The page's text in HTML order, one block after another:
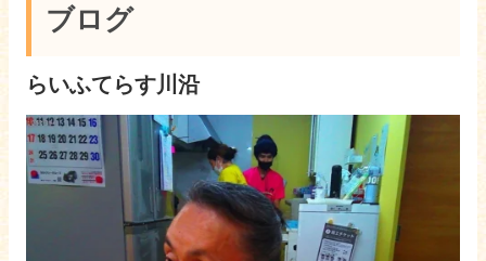
ブログ
らいふてらす川沿